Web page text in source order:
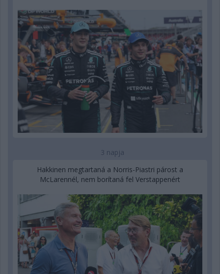
3 napja
Hakkinen megtartaná a Norris-Piastri párost a
McLarennél, nem borítaná fel Verstappenért